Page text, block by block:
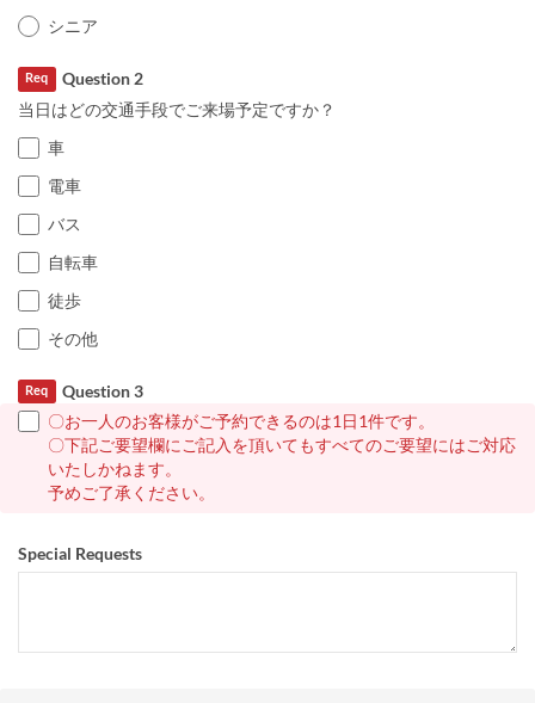
シニア
Question 2
Req
当日はどの交通手段でご来場予定ですか？
車
電車
バス
自転車
徒歩
その他
Question 3
Req
〇お一人のお客様がご予約できるのは1日1件です。
〇下記ご要望欄にご記入を頂いてもすべてのご要望にはご対応
いたしかねます。
予めご了承ください。
Special Requests